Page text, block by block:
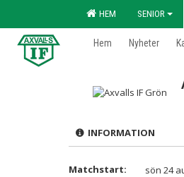
HEM SENIOR
Hem Nyheter
INFORMATION
Matchstart:
sön 24